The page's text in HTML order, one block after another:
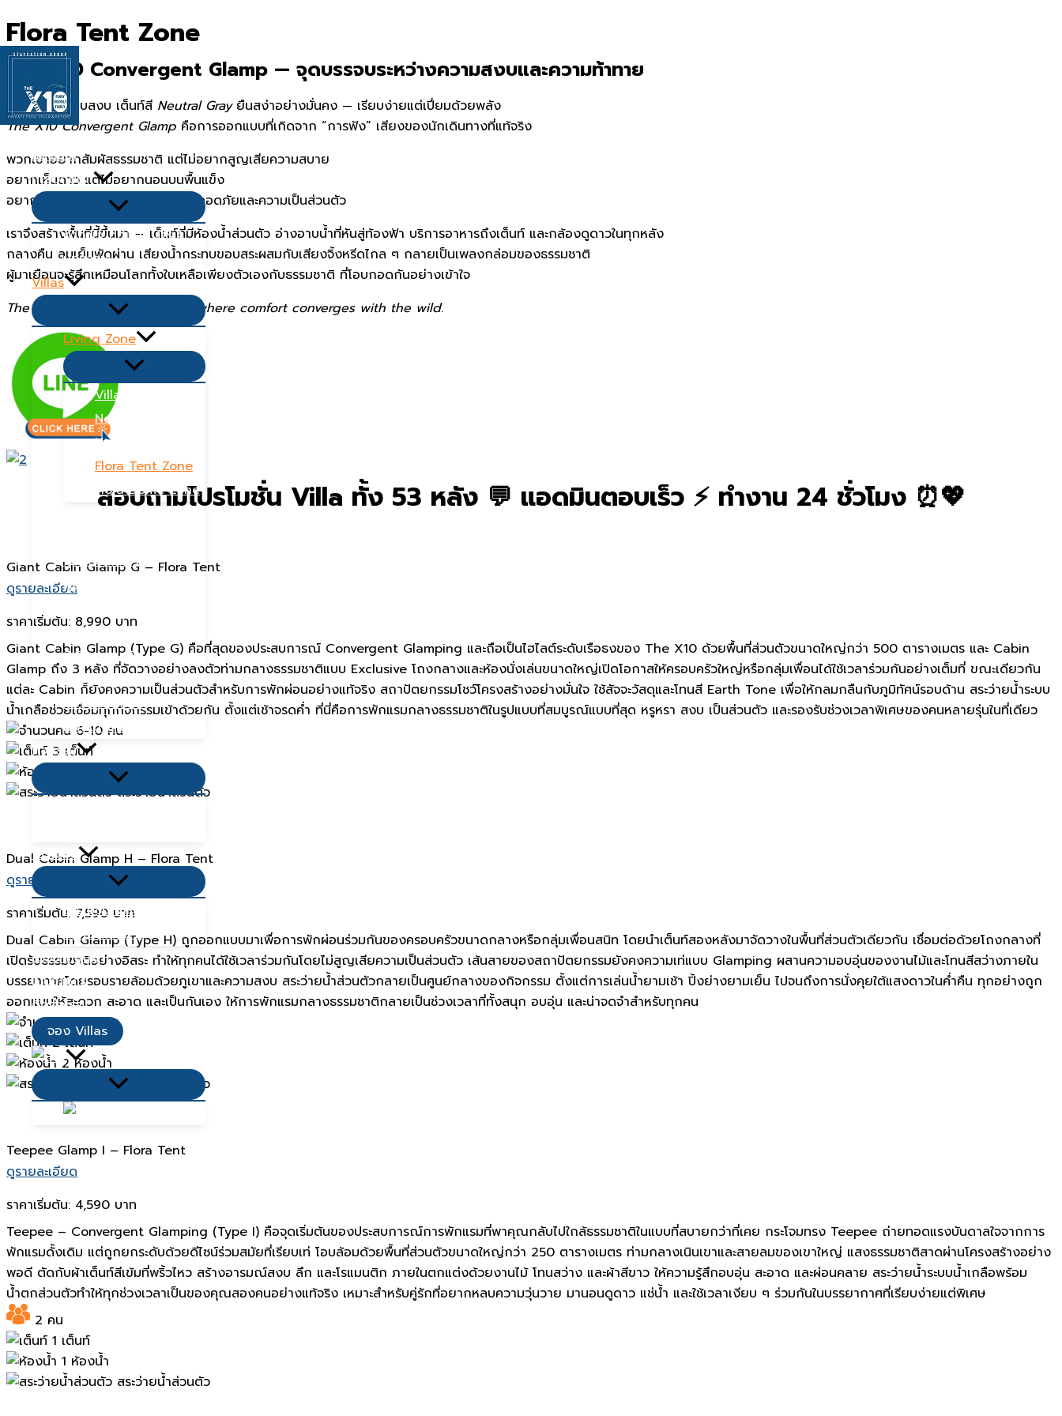
to
content
หน้าเเรก
เกี่ยวกับเรา
Menu
Toggle
คำถามยอดนิยม Q&A
บทความ
Villas
Menu
Toggle
Living Zone
Menu
Toggle
Villa Zone
Nordic Zone
Hydra Dome Zone
Flora Tent Zone
Flora Dome Zone
พูลวิลล่า 20 คน
พูลวิลล่า 15 คน
พูลวิลล่า 30 คน
ที่พักครอบครัว
มีสระส่วนตัว
ราคาคุ้มค่า/โปร
ที่พักเขาใหญ่ 2568
กิจกรรม
Menu
Toggle
โปรโมชั่น
Menu
Toggle
โปรโมชั่น Villas
โปรโมชั่นอาหาร
รีวิวจากลูกค้า
เมนูอาหาร
ติดต่อเรา
จอง Villas
Menu
Toggle
Flora Tent Zone
The X10 Convergent Glamp — จุดบรรจบระหว่างความสงบและความท้าทาย
กลางป่าที่เงียบสงบ เต็นท์สี Neutral Grayยืนสง่าอย่างมั่นคง — เรียบง่ายแต่เปี่ยมด้วยพลัง
The X10 Convergent Glamp คือการออกแบบที่เกิดจาก “การฟัง” เสียงของนักเดินทางที่แท้จริง
พวกเขาอยากสัมผัสธรรมชาติ แต่ไม่อยากสูญเสียความสบาย
อยากเห็นดาว แต่ไม่อยากนอนบนพื้นแข็ง
อยากได้อิสระ แต่ยังต้องการความปลอดภัยและความเป็นส่วนตัว
เราจึงสร้างพื้นที่นี้ขึ้นมา — เต็นท์ที่มีห้องน้ำส่วนตัว อ่างอาบน้ำที่หันสู่ท้องฟ้า บริการอาหารถึงเต็นท์ และกล้องดูดาวในทุกหลัง
กลางคืน ลมเย็นพัดผ่าน เสียงน้ำกระทบขอบสระผสมกับเสียงจิ้งหรีดไกล ๆ กลายเป็นเพลงกล่อมของธรรมชาติ
ผู้มาเยือนจะรู้สึกเหมือนโลกทั้งใบเหลือเพียงตัวเองกับธรรมชาติ ที่โอบกอดกันอย่างเข้าใจ
The X10 Convergent Glamp — where comfort converges with the wild.
สอบถามโปรโมชั่น Villa ทั้ง 53 หลัง 💬 แอดมินตอบเร็ว ⚡ ทำงาน 24 ชั่วโมง ⏰💖
Giant Cabin Glamp G – Flora Tent
ดูรายละเอียด
ราคาเริ่มต้น: 8,990 บาท
Giant Cabin Glamp (Type G) คือที่สุดของประสบการณ์ Convergent Glamping และถือเป็นไฮไลต์ระดับเรือธงของ The X10 ด้วยพื้นที่ส่วนตัวขนาดใหญ่กว่า 500 ตารางเมตร และ Cabin
Glamp ถึง 3 หลัง ที่จัดวางอย่างลงตัวท่ามกลางธรรมชาติแบบ Exclusive โถงกลางและห้องนั่งเล่นขนาดใหญ่เปิดโอกาสให้ครอบครัวใหญ่หรือกลุ่มเพื่อนได้ใช้เวลาร่วมกันอย่างเต็มที่ ขณะเดียวกัน
แต่ละ Cabin ก็ยังคงความเป็นส่วนตัวสำหรับการพักผ่อนอย่างแท้จริง สถาปัตยกรรมโชว์โครงสร้างอย่างมั่นใจ ใช้สัจจะวัสดุและโทนสี Earth Tone เพื่อให้กลมกลืนกับภูมิทัศน์รอบด้าน สระว่ายน้ำระบบ
น้ำเกลือช่วยเชื่อมทุกกิจกรรมเข้าด้วยกัน ตั้งแต่เช้าจรดค่ำ ที่นี่คือการพักแรมกลางธรรมชาติในรูปแบบที่สมบูรณ์แบบที่สุด หรูหรา สงบ เป็นส่วนตัว และรองรับช่วงเวลาพิเศษของคนหลายรุ่นในที่เดียว
6-10 คน
3 เต็นท์
3 ห้องน้ำ
สระว่ายน้ำส่วนตัว
Dual Cabin Glamp H – Flora Tent
ดูรายละเอียด
ราคาเริ่มต้น: 7,590 บาท
Dual Cabin Glamp (Type H) ถูกออกแบบมาเพื่อการพักผ่อนร่วมกันของครอบครัวขนาดกลางหรือกลุ่มเพื่อนสนิท โดยนำเต็นท์สองหลังมาจัดวางในพื้นที่ส่วนตัวเดียวกัน เชื่อมต่อด้วยโถงกลางที่
เปิดรับธรรมชาติอย่างอิสระ ทำให้ทุกคนได้ใช้เวลาร่วมกันโดยไม่สูญเสียความเป็นส่วนตัว เส้นสายของสถาปัตยกรรมยังคงความเท่แบบ Glamping ผสานความอบอุ่นของงานไม้และโทนสีสว่างภายใน
บรรยากาศโดยรอบรายล้อมด้วยภูเขาและความสงบ สระว่ายน้ำส่วนตัวกลายเป็นศูนย์กลางของกิจกรรม ตั้งแต่การเล่นน้ำยามเช้า ปิ้งย่างยามเย็น ไปจนถึงการนั่งคุยใต้แสงดาวในค่ำคืน ทุกอย่างถูก
ออกแบบให้สะดวก สะอาด และเป็นกันเอง ให้การพักแรมกลางธรรมชาติกลายเป็นช่วงเวลาที่ทั้งสนุก อบอุ่น และน่าจดจำสำหรับทุกคน
4-6 คน
2 เต็นท์
2 ห้องน้ำ
สระว่ายน้ำส่วนตัว
Teepee Glamp I – Flora Tent
ดูรายละเอียด
ราคาเริ่มต้น: 4,590 บาท
Teepee – Convergent Glamping (Type I) คือจุดเริ่มต้นของประสบการณ์การพักแรมที่พาคุณกลับไปใกล้ธรรมชาติในแบบที่สบายกว่าที่เคย กระโจมทรง Teepee ถ่ายทอดแรงบันดาลใจจากการ
พักแรมดั้งเดิม แต่ถูกยกระดับด้วยดีไซน์ร่วมสมัยที่เรียบเท่ โอบล้อมด้วยพื้นที่ส่วนตัวขนาดใหญ่กว่า 250 ตารางเมตร ท่ามกลางเนินเขาและสายลมของเขาใหญ่ แสงธรรมชาติสาดผ่านโครงสร้างอย่าง
พอดี ตัดกับผ้าเต็นท์สีเข้มที่พริ้วไหว สร้างอารมณ์สงบ ลึก และโรแมนติก ภายในตกแต่งด้วยงานไม้ โทนสว่าง และผ้าสีขาว ให้ความรู้สึกอบอุ่น สะอาด และผ่อนคลาย สระว่ายน้ำระบบน้ำเกลือพร้อม
น้ำตกส่วนตัวทำให้ทุกช่วงเวลาเป็นของคุณสองคนอย่างแท้จริง เหมาะสำหรับคู่รักที่อยากหลบความวุ่นวาย มานอนดูดาว แช่น้ำ และใช้เวลาเงียบ ๆ ร่วมกันในบรรยากาศที่เรียบง่ายแต่พิเศษ
2 คน
1 เต็นท์
1 ห้องน้ำ
สระว่ายน้ำส่วนตัว